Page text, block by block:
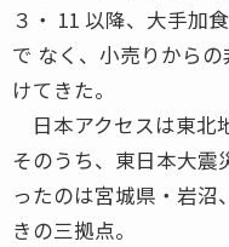
３・ 11 以降、大手加
で なく、小売りから
けてきた。
日本アクセスは東北
そのうち、東日本大震
ったのは宮城県・岩沼
きの三拠点。